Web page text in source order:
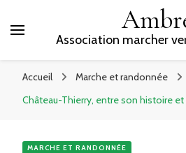
Association marcher
Accueil
Marche et randonnée
Château-Thierry, entre son histoire
MARCHE ET RANDONNÉE